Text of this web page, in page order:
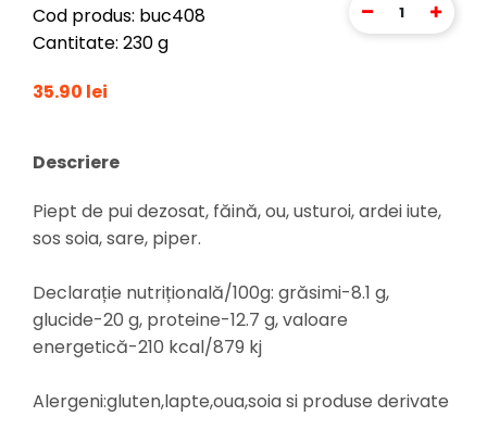
Cod produs: buc408
Cantitate: 230 g
35.90 lei
1
Descriere
Piept de pui dezosat, făină, ou, usturoi, ardei iute,
sos soia, sare, piper.
Declarație nutrițională/100g: grăsimi-8.1 g,
glucide-20 g, proteine-12.7 g, valoare
energetică-210 kcal/879 kj
Alergeni:gluten,lapte,oua,soia si produse derivate